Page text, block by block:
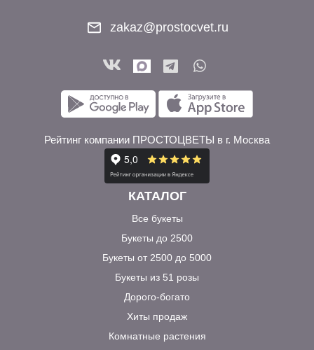
zakaz@prostocvet.ru
Рейтинг компании ПРОСТОЦВЕТЫ в г. Москва
КАТАЛОГ
Все букеты
Букеты до 2500
Букеты от 2500 до 5000
Букеты из 51 розы
Дорого-богато
Хиты продаж
Комнатные растения